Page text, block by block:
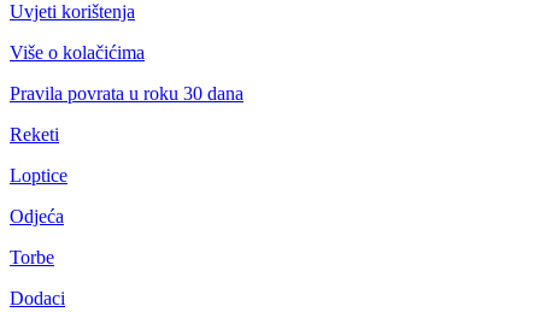
Uvjeti korištenja
Više o kolačićima
Pravila povrata u roku 30 dana
Reketi
Loptice
Odjeća
Torbe
Dodaci